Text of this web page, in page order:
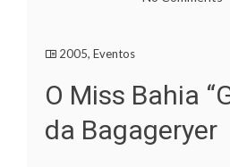
2005, Eventos
O Miss Bahia
da Bagageryer